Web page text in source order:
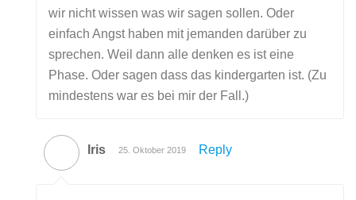
wir nicht wissen was wir sagen sollen. Oder
einfach Angst haben mit jemanden darüber zu
sprechen. Weil dann alle denken es ist eine
Phase. Oder sagen dass das kindergarten ist. (Zu
mindestens war es bei mir der Fall.)
Iris 25. Oktober 2019 Reply